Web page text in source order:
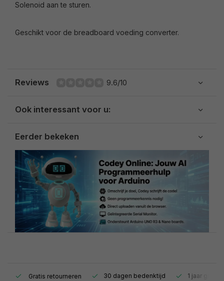
Solenoid aan te sturen.
Geschikt voor de breadboard voeding converter.
Reviews 9.6/10
Ook interessant voor u:
Eerder bekeken
Gratis retourneren 30 dagen bedenktijd 1 jaar